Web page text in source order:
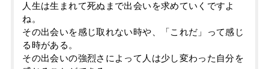
人生は生まれて死ぬまで出会いを求めていくですよ
ね。
その出会いを感じ取れない時や、「これだ」って感じ
る時がある。
その出会いの強烈さによって人は少し変わった自分を